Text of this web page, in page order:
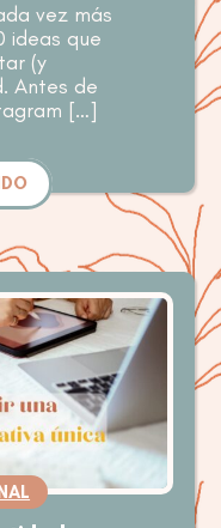
vez más
ideas que
(y
Antes de
[…]